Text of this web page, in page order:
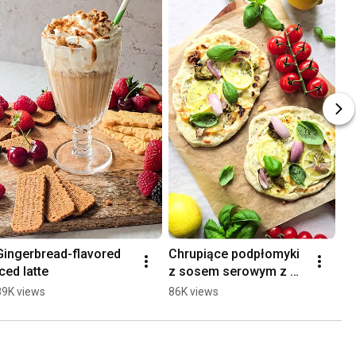
flavored
latte
views
Chrupiące podpłomyki
z sosem serowym z
pesto i plasterkami
86K views